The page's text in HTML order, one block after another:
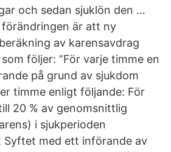
och sedan sjuklön den …
förändringen är att ny
av karensavdrag
följer: ”För varje timme en
på grund av sjukdom
timme enligt följande: För
20 % av genomsnittlig
i sjukperioden
Syftet med ett införande av